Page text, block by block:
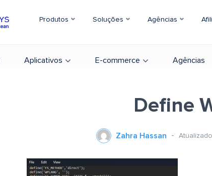
Produtos Soluções Agências
Aplicativos E-commerce Agências
Define
Zahra Hassan